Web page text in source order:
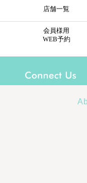
店舗一覧
会員様用
WEB予約